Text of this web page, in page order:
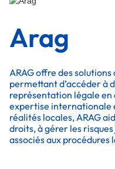
Arag
ARAG offre des
permettant d’accéder à
représentation légale en
expertise internationale
réalités locales, ARAG
droits, à gérer les
associés aux procédures